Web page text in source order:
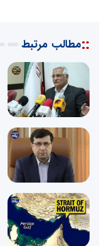
::مطالب مرتبط